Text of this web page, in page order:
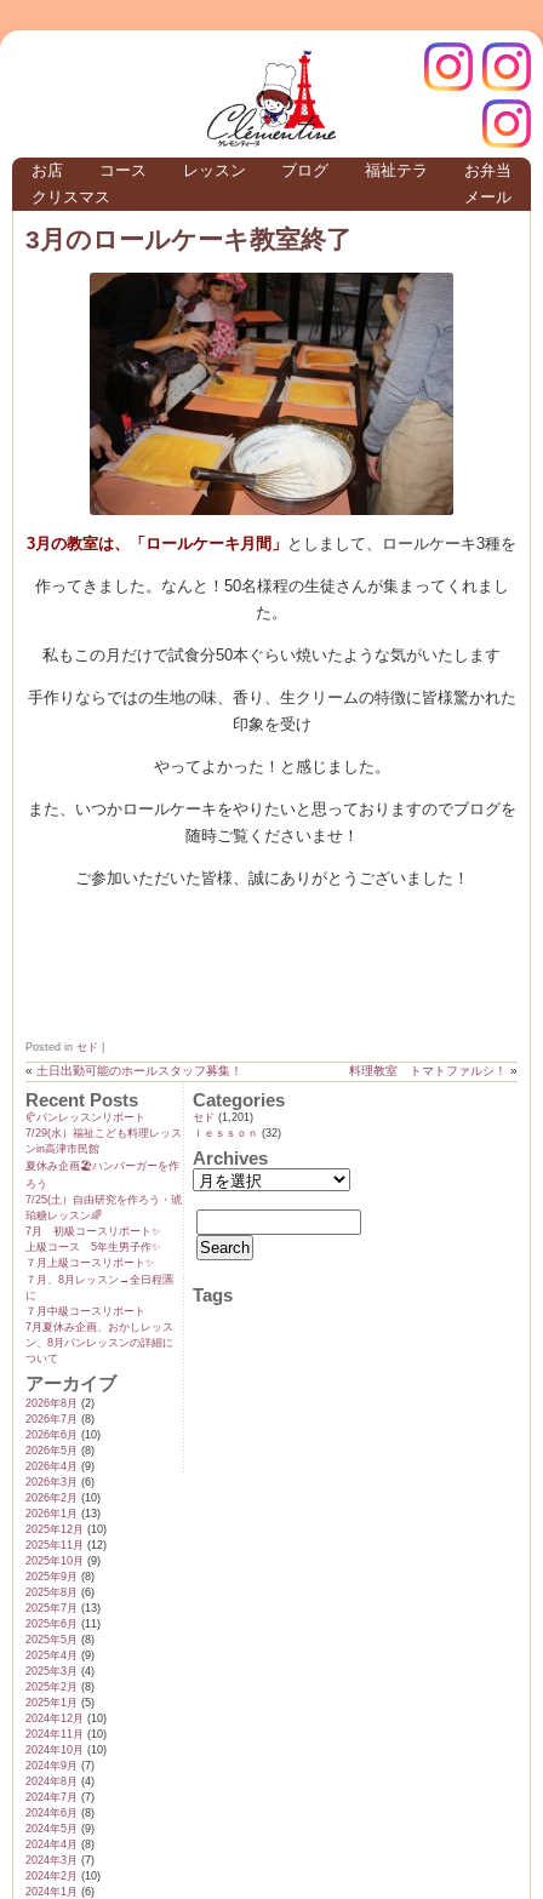
クレモンティーヌ – 新百合ヶ丘の料理教
室・テイクアウト Clémentine (produced
by CEDO)
お店 コース レッスン ブログ 福祉テラ
お弁当
クリスマス
メール
インス
ム
クレモ
ンティ
ーヌ
インス
3月のロールケーキ教室終了
3月の教室は、「ロールケーキ月間」 としまして、ロールケーキ3種を
作ってきました。なんと！50名様程の生徒さんが集まってくれまし
た。
私もこの月だけで試食分50本ぐらい焼いたような気がいたします
手作りならではの生地の味、香り、生クリームの特徴に皆様驚かれた
印象を受け
やってよかった！と感じました。
また、いつかロールケーキをやりたいと思っておりますのでブログを
随時ご覧くださいませ！
ご参加いただいた皆様、誠にありがとうございました！
Posted in セド
« 土日出勤可能のホールスタッフ募集！ 料理教室 トマトファルシ！ »
Recent Posts
🥐パンレッスンリポート
7/29(水）福祉こども料理レッス
ンin高津市民館
夏休み企画🏖️ハンバーガーを作
ろう
7/25(土）自由研究を作ろう・琥
珀糖レッスン🌈
7月 初級コースリポート✨️
上級コース 5年生男子作✨️
７月上級コースリポート✨️
７月、8月レッスン→全日程🈵
に
７月中級コースリポート
7月夏休み企画、おかしレッス
ン、8月パンレッスンの詳細に
ついて
アーカイブ
2026年8月 (2)
2026年7月 (8)
2026年6月 (10)
2026年5月 (8)
2026年4月 (9)
2026年3月 (6)
2026年2月 (10)
2026年1月 (13)
2025年12月 (10)
2025年11月 (12)
2025年10月 (9)
2025年9月 (8)
2025年8月 (6)
2025年7月 (13)
2025年6月 (11)
2025年5月 (8)
2025年4月 (9)
2025年3月 (4)
2025年2月 (8)
2025年1月 (5)
2024年12月 (10)
2024年11月 (10)
2024年10月 (10)
2024年9月 (7)
2024年8月 (4)
2024年7月 (7)
2024年6月 (8)
2024年5月 (9)
2024年4月 (8)
2024年3月 (7)
2024年2月 (10)
2024年1月 (6)
Categories
セド (1,201)
ｌｅｓｓｏｎ (32)
Archives
Tags